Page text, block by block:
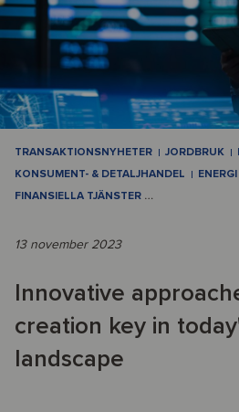
TRANSAKTIONSNYHETER JORDBRUK
KONSUMENT- & DETALJHANDEL
ENERGI
FINANSIELLA TJÄNSTER …
13 november 2023
Innovative
creation key in
landscape